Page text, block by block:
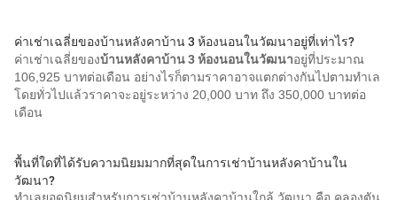
ค่าเช่าเฉลี่ยของบ้านหลังคาบ้าน 3 ห้องนอนในวัฒนาอยู่ที่เท่าไร?
ค่าเช่าเฉลี่ยของบ้านหลังคาบ้าน 3 ห้องนอนในวัฒนาอยู่ที่ประมาณ
106,925 บาทต่อเดือน อย่างไรก็ตามราคาอาจแตกต่างกันไปตามทำเล
โดยทั่วไปแล้วราคาจะอยู่ระหว่าง 20,000 บาท ถึง 350,000 บาทต่อ
เดือน
พื้นที่ใดที่ได้รับความนิยมมากที่สุดในการเช่าบ้านหลังคาบ้านใน
วัฒนา?